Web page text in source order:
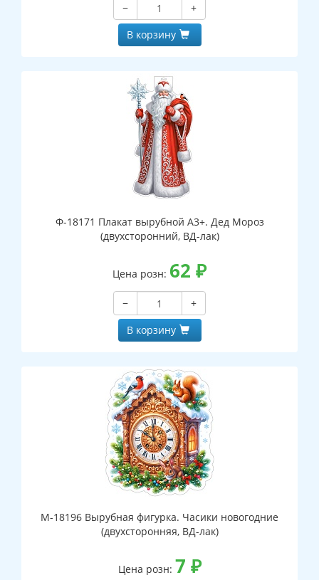
−
+
В корзину
Ф-18171 Плакат вырубной А3+. Дед Мороз
(двухсторонний, ВД-лак)
Цена розн: 62 ₽
−
+
В корзину
М-18196 Вырубная фигурка. Часики новогодние
(двухсторонняя, ВД-лак)
Цена розн: 7 ₽